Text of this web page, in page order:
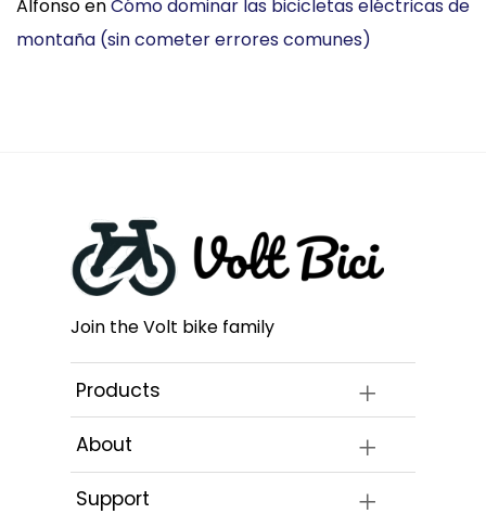
AlfonsoenCómo dominar las bicicletas eléctricas de
montaña (sin cometer errores comunes)
Join the Volt bike family
Products
About
Support